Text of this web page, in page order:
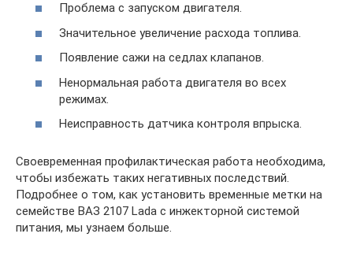
Проблема с запуском двигателя.
Значительное увеличение расхода топлива.
Появление сажи на седлах клапанов.
Ненормальная работа двигателя во всех
режимах.
Неисправность датчика контроля впрыска.
Своевременная профилактическая работа необходима,
чтобы избежать таких негативных последствий.
Подробнее о том, как установить временные метки на
семействе ВАЗ 2107 Lada с инжекторной системой
питания, мы узнаем больше.